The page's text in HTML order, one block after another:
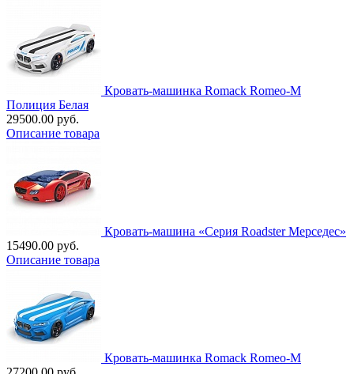
Кровать-машинка Romack Romeo-M
Полиция Белая
29500.00 руб.
Описание товара
Кровать-машина «Серия Roadster Мерседес»
15490.00 руб.
Описание товара
Кровать-машинка Romack Romeo-M